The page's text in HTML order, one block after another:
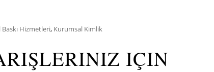
Baskı Hizmetleri, Kurumsal Kimlik
IÇIN